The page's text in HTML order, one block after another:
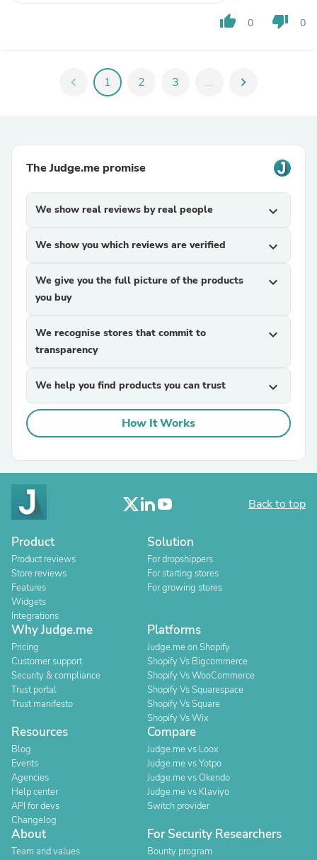
thumb_up 0 thumb_down 0
chevron_left 1 2 3 ... chevron_right
The Judge.me promise
We show real reviews by real people expand_more
We show you which reviews are verified expand_more
We give you the full picture of the products
you buy
expand_more
We recognise stores that commit to
transparency
expand_more
We help you find products you can trust expand_more
How It Works
Back to top
Product
Product reviews
Store reviews
Features
Widgets
Integrations
Solution
For dropshippers
For starting stores
For growing stores
Why Judge.me
Pricing
Customer support
Security & compliance
Trust portal
Trust manifesto
Platforms
Judge.me on Shopify
Shopify Vs Bigcommerce
Shopify Vs WooCommerce
Shopify Vs Squarespace
Shopify Vs Square
Shopify Vs Wix
Resources
Blog
Events
Agencies
Help center
API for devs
Changelog
Compare
Judge.me vs Loox
Judge.me vs Yotpo
Judge.me vs Okendo
Judge.me vs Klaviyo
Switch provider
About
Team and values
For Security Researchers
Bounty program